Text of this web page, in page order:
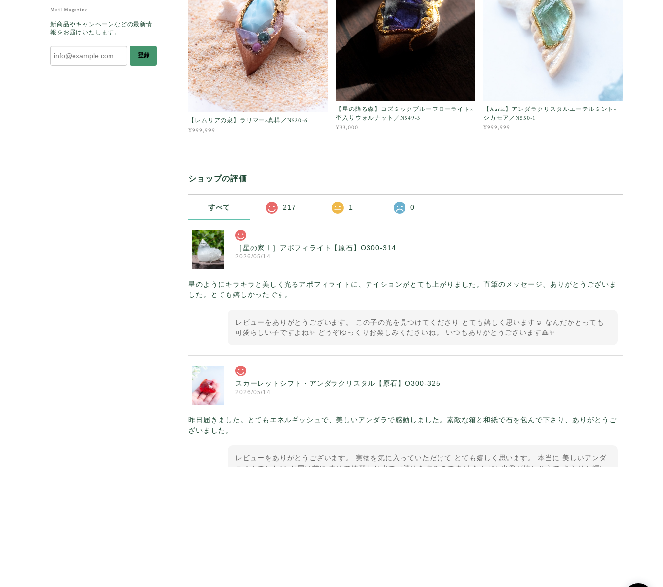
【レムリアの泉】ラリマー×真樺／N520-6
¥999,999
【星の降る森】コズミックブルーフローライト×
杢入りウォルナット／N549-3
¥33,000
【Auria】アンダラクリスタルエーテルミント×
シカモア／N550-1
¥999,999
ショップの評価
すべて 217 1 0
［星の家Ⅰ］アポフィライト【原石】O300-314
2026/05/14
星のようにキラキラと美しく光るアポフィライトに、テイションがとても上がりました。直筆のメッセージ、ありがとうございま
した。とても嬉しかったです。
レビューをありがとうございます。 この子の光を見つけてくださり とても嬉しく思います☺️ なんだかとっても
可愛らしい子ですよね✨ どうぞゆっくりお楽しみくださいね。 いつもありがとうございます🙏✨
スカーレットシフト・アンダラクリスタル【原石】O300-325
2026/05/14
昨日届きました。とてもエネルギッシュで、美しいアンダラで感動しました。素敵な箱と和紙で石を包んで下さり、ありがとうご
ざいました。
レビューをありがとうございます。 実物を気に入っていただけて とても嬉しく思います。 本当に 美しいアンダ
ラさんでした^^ お届け前に 改めて綺麗なお水でお清めをするのですが なんだか出発が嬉しそうで きらりと輝い
Mail Magazine
新商品やキャンペーンなどの最新情
報をお届けいたします。
登録